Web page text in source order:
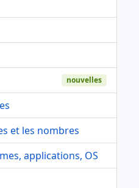
nouvelles
et les nombres
applications, OS